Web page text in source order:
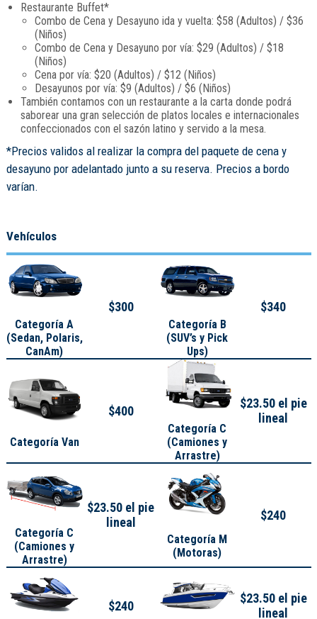
Restaurante Buffet*
Combo de Cena y Desayuno ida y vuelta: $58 (Adultos) / $36
(Niños)
Combo de Cena y Desayuno por vía: $29 (Adultos) / $18
(Niños)
Cena por vía: $20 (Adultos) / $12 (Niños)
Desayunos por vía: $9 (Adultos) / $6 (Niños)
También contamos con un restaurante a la carta donde podrá
saborear una gran selección de platos locales e internacionales
confeccionados con el sazón latino y servido a la mesa.
*Precios validos al realizar la compra del paquete de cena y
desayuno por adelantado junto a su reserva. Precios a bordo
varían.
Vehículos
Categoría A
(Sedan, Polaris,
CanAm)
$300
Categoría B
(SUV’s y Pick
Ups)
$340
Categoría Van
$400
Categoría C
(Camiones y
Arrastre)
$23.50 el pie
lineal
Categoría C
(Camiones y
Arrastre)
$23.50 el pie
lineal
Categoría M
(Motoras)
$240
$240
$23.50 el pie
lineal